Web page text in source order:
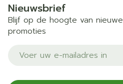
Nieuwsbrief
Blijf op de hoogte van
promoties
E-mail adres